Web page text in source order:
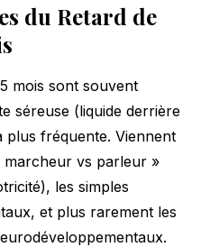
du Retard de
mois sont souvent
séreuse (liquide derrière
plus fréquente. Viennent
marcheur vs parleur »
les simples
et plus rarement les